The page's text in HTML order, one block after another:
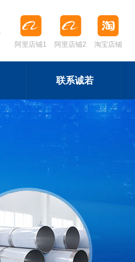
淘宝店铺
阿里店铺2
阿里店铺1
联系诚若